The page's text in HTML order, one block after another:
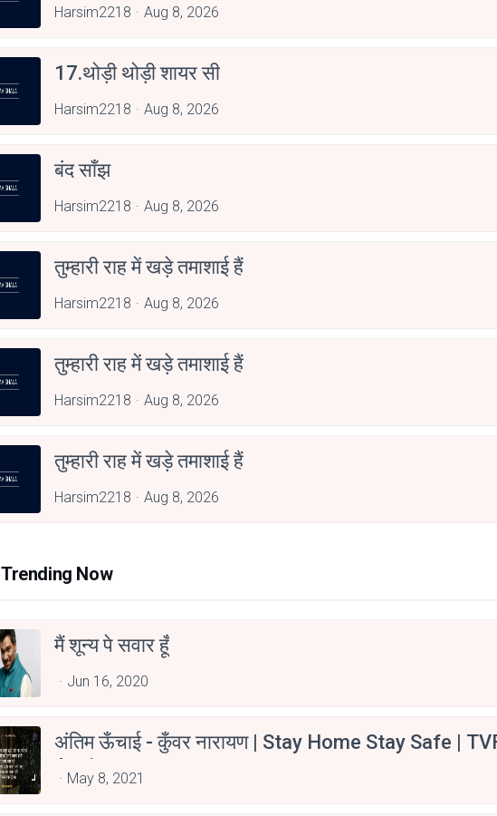
Harsim2218 Aug 8, 2026
17.थोड़ी थोड़ी शायर सी
Harsim2218 Aug 8, 2026
बंद साँझ
Harsim2218 Aug 8, 2026
तुम्हारी राह में खड़े तमाशाई हैं
Harsim2218 Aug 8, 2026
तुम्हारी राह में खड़े तमाशाई हैं
Harsim2218 Aug 8, 2026
तुम्हारी राह में खड़े तमाशाई हैं
Harsim2218 Aug 8, 2026
Trending Now
मैं शून्य पे सवार हूँ
Jun 16, 2020
अंतिम ऊँचाई - कुँवर नारायण | Stay Home Stay Safe |
Aspirants
May 8, 2021